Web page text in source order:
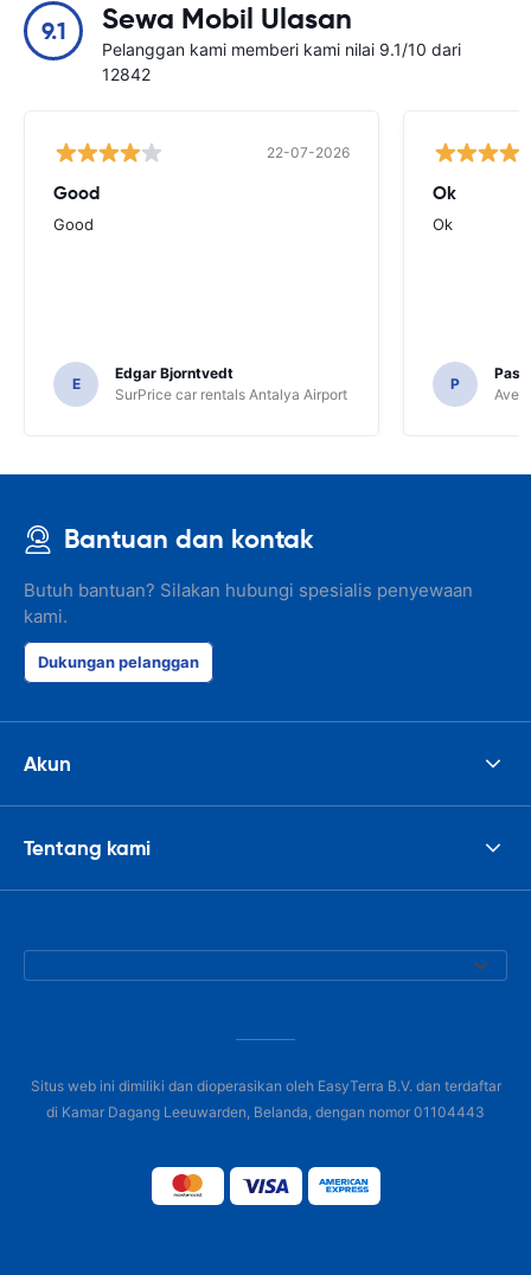
9.1 Sewa Mobil Ulasan
Pelanggan kami memberi kami nilai 9.1/10 dari
12842
22-07-2026
Good
Good
E
Edgar Bjorntvedt
SurPrice car rentals Antalya Airport
Ok
Ok
P
Avec
Bantuan dan kontak
Butuh bantuan? Silakan hubungi spesialis penyewaan
kami.
Dukungan pelanggan
Akun
Tentang kami
Situs web ini dimiliki dan dioperasikan oleh EasyTerra B.V. dan terdaftar
di Kamar Dagang Leeuwarden, Belanda, dengan nomor 01104443